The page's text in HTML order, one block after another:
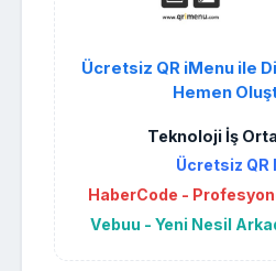
Ücretsiz QR iMenu ile
Hemen
Teknoloji İş
Ücretsiz QR
HaberCode -
Vebuu - Yeni Nesil